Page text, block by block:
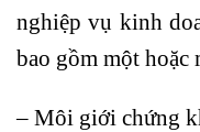
nghiệp vụ kinh
bao gồm một hoặc
– Môi giới chứng